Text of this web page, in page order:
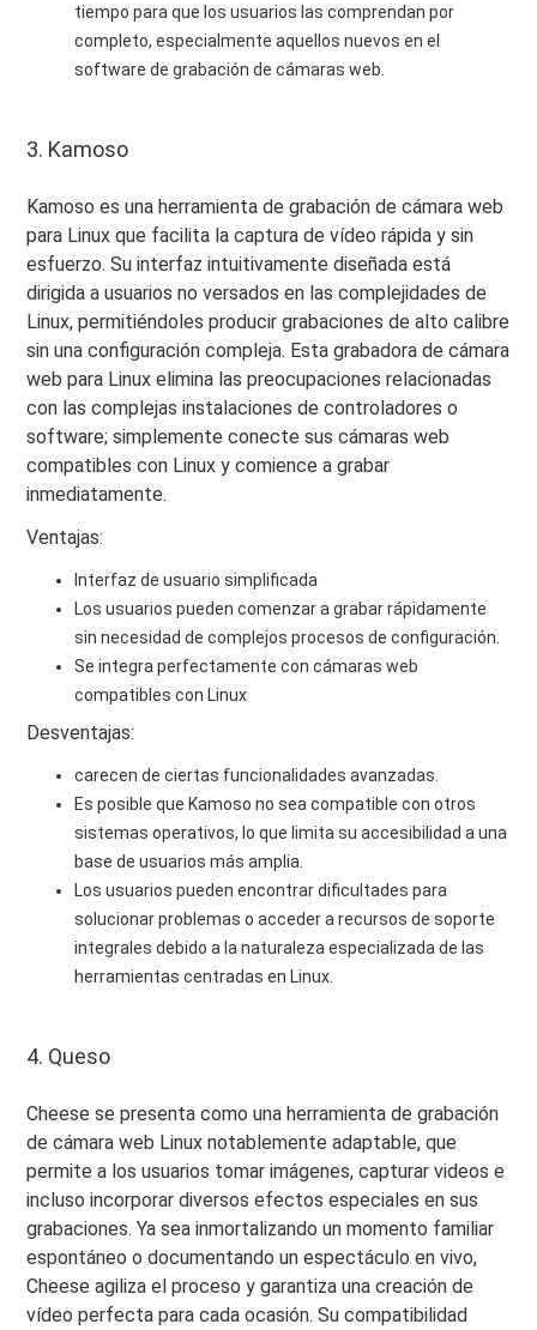
tiempo para que los usuarios las comprendan por
completo, especialmente aquellos nuevos en el
software de grabación de cámaras web.
3. Kamoso
Kamoso es una herramienta de grabación de cámara web
para Linux que facilita la captura de vídeo rápida y sin
esfuerzo. Su interfaz intuitivamente diseñada está
dirigida a usuarios no versados ​​en las complejidades de
Linux, permitiéndoles producir grabaciones de alto calibre
sin una configuración compleja. Esta grabadora de cámara
web para Linux elimina las preocupaciones relacionadas
con las complejas instalaciones de controladores o
software; simplemente conecte sus cámaras web
compatibles con Linux y comience a grabar
inmediatamente.
Ventajas:
Interfaz de usuario simplificada
Los usuarios pueden comenzar a grabar rápidamente
sin necesidad de complejos procesos de configuración.
Se integra perfectamente con cámaras web
compatibles con Linux
Desventajas:
carecen de ciertas funcionalidades avanzadas.
Es posible que Kamoso no sea compatible con otros
sistemas operativos, lo que limita su accesibilidad a una
base de usuarios más amplia.
Los usuarios pueden encontrar dificultades para
solucionar problemas o acceder a recursos de soporte
integrales debido a la naturaleza especializada de las
herramientas centradas en Linux.
4. Queso
Cheese se presenta como una herramienta de grabación
de cámara web Linux notablemente adaptable, que
permite a los usuarios tomar imágenes, capturar videos e
incluso incorporar diversos efectos especiales en sus
grabaciones. Ya sea inmortalizando un momento familiar
espontáneo o documentando un espectáculo en vivo,
Cheese agiliza el proceso y garantiza una creación de
vídeo perfecta para cada ocasión. Su compatibilidad